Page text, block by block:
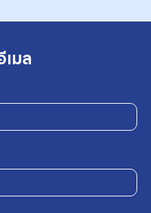
มล